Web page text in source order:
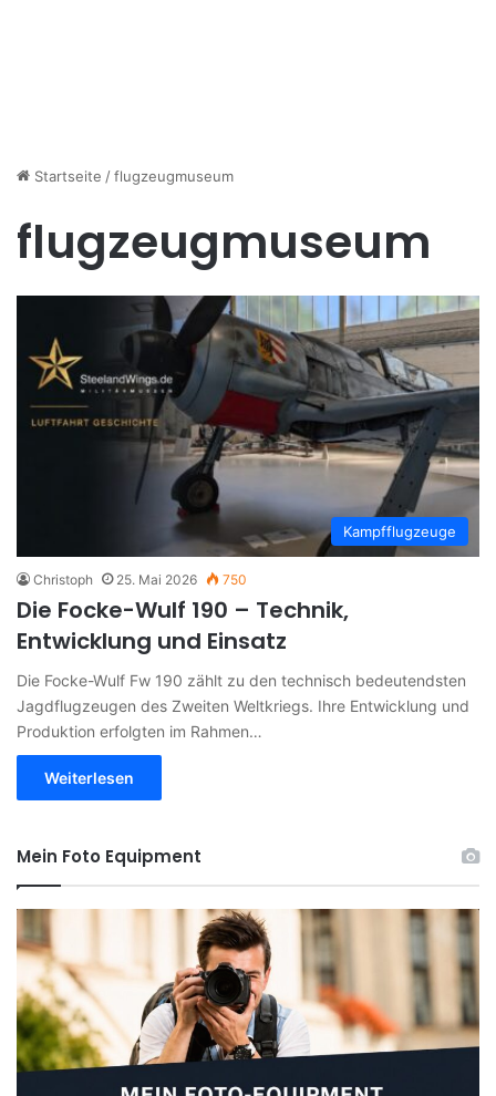
Startseite /flugzeugmuseum
flugzeugmuseum
Kampfflugzeuge
Christoph 25. Mai 2026 750
Die Focke-Wulf 190 – Technik,
Entwicklung und Einsatz
Die Focke-Wulf Fw 190 zählt zu den technisch bedeutendsten
Jagdflugzeugen des Zweiten Weltkriegs. Ihre Entwicklung und
Produktion erfolgten im Rahmen…
Weiterlesen
Mein Foto Equipment